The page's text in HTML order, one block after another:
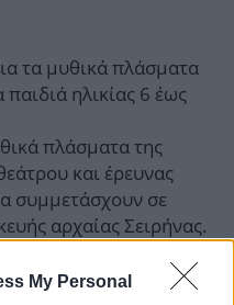
My Personal
τα μυθικά πλάσματα
παιδιά ηλικίας 6 έως
πλάσματα της
και έρευνας
συμμετάσχουν σε
αρχαίας Σειρήνας.